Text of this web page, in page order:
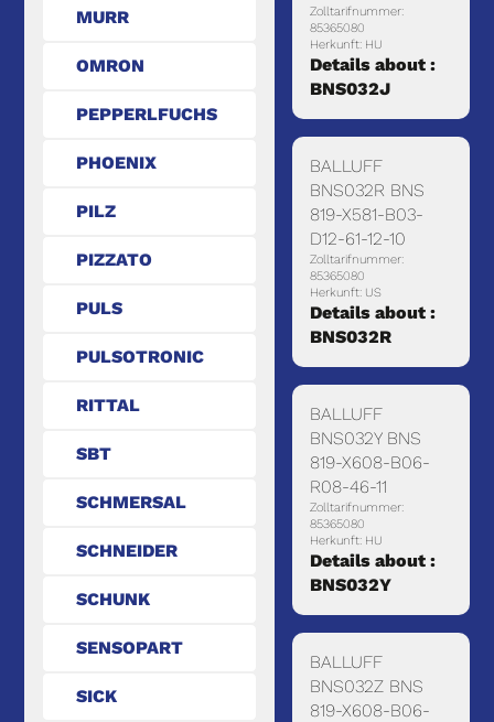
MURR
OMRON
PEPPERLFUCHS
PHOENIX
PILZ
PIZZATO
PULS
PULSOTRONIC
RITTAL
SBT
SCHMERSAL
SCHNEIDER
SCHUNK
SENSOPART
SICK
Zolltarifnummer:
85365080
Herkunft: HU
Details about :
BNS032J
BALLUFF
BNS032R BNS
819-X581-B03-
D12-61-12-10
Zolltarifnummer:
85365080
Herkunft: US
Details about :
BNS032R
BALLUFF
BNS032Y BNS
819-X608-B06-
R08-46-11
Zolltarifnummer:
85365080
Herkunft: HU
Details about :
BNS032Y
BALLUFF
BNS032Z BNS
819-X608-B06-